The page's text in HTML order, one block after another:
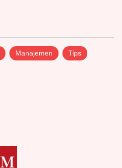
Manajemen Tips